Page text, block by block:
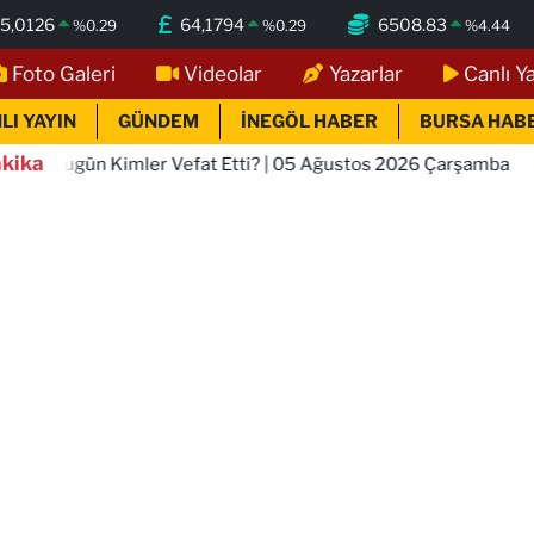
%0.29 64,1794 %0.29 6508.83 %4.44
Foto Galeri Videolar Yazarlar Canlı
YAYIN GÜNDEM İNEGÖL HABER BURSA
Vefat Etti? | 05 Ağustos 2026 Çarşamba 18:41